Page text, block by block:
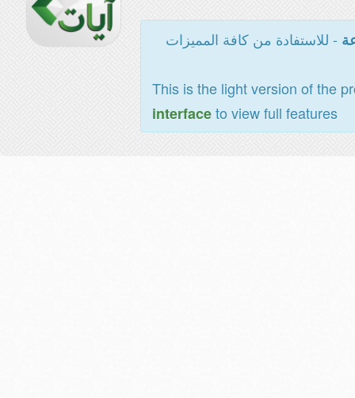
- للاستفادة من كافة المميزات
This is the light version of the
interfaceto view full features